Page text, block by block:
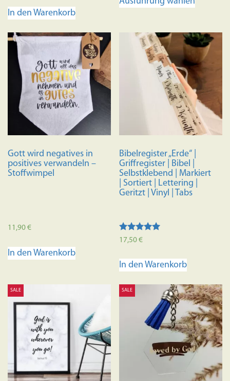
In den Warenkorb
auf.
Die
können
auf
der
werden
Gott wird negatives in
positives verwandeln –
Stoffwimpel
11,90€
In den Warenkorb
Bibelregister „Erde“ |
Griffregister | Bibel |
Selbstklebend | Markiert
| Sortiert | Lettering |
Geritzt | Vinyl | Tabs
Bewertet
mit
von 5
17,50€
In den Warenkorb
SALE SALE